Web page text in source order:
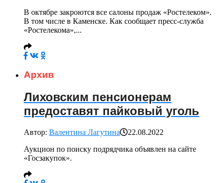
В октябре закроются все салоны продаж «Ростелеком».
В том числе в Каменске. Как сообщает пресс-служба
«Ростелекома»,...
Архив
Лиховским пенсионерам
предоставят пайковый уголь
Автор: Валентина Лагутина
22.08.2022
Аукцион по поиску подрядчика объявлен на сайте
«Госзакупок».